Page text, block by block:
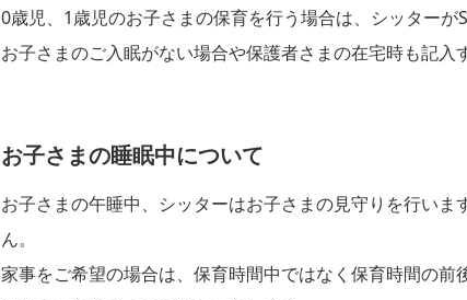
0歳児、1歳児のお子さまの保育を行う場合は、シッターが
お子さまのご入眠がない場合や保護者さまの在宅時も記入
お子さまの睡眠中について
お子さまの午睡中、シッターはお子さまの見守りを行い
ん。
家事をご希望の場合は、保育時間中ではなく保育時間の前